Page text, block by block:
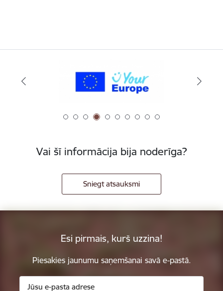
Vai šī informācija bija noderīga?
Sniegt atsauksmi
Esi pirmais, kurš uzzina!
Piesakies jaunumu saņemšanai savā e-pastā.